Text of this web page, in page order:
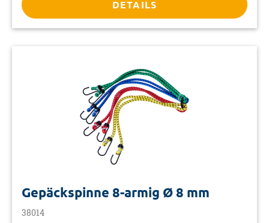
DETAILS
Gepäckspinne 8-armig Ø 8 mm
38014